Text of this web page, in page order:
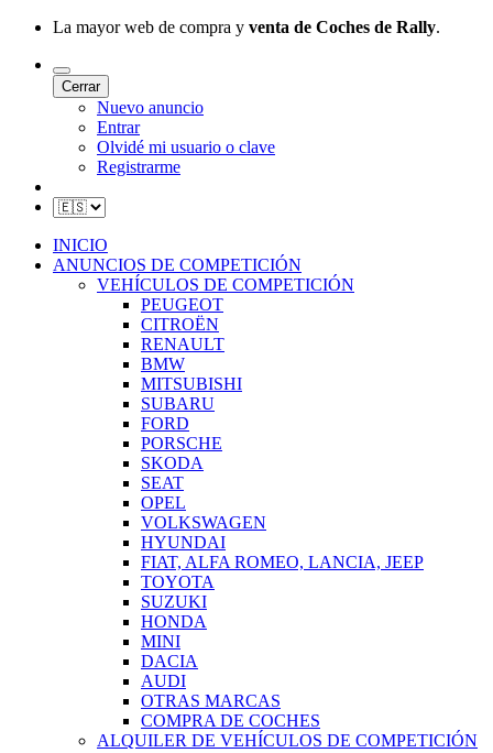
La mayor web de compra y venta de Coches de Rally.
Cerrar
Nuevo anuncio
Entrar
Olvidé mi usuario o clave
Registrarme
INICIO
ANUNCIOS DE COMPETICIÓN
VEHÍCULOS DE COMPETICIÓN
PEUGEOT
CITROËN
RENAULT
BMW
MITSUBISHI
SUBARU
FORD
PORSCHE
SKODA
SEAT
OPEL
VOLKSWAGEN
HYUNDAI
FIAT, ALFA ROMEO, LANCIA, JEEP
TOYOTA
SUZUKI
HONDA
MINI
DACIA
AUDI
OTRAS MARCAS
COMPRA DE COCHES
ALQUILER DE VEHÍCULOS DE COMPETICIÓN